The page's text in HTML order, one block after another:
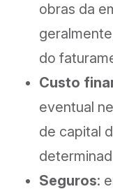
obras da
do
Custo
eventual
de capital
Seguros: